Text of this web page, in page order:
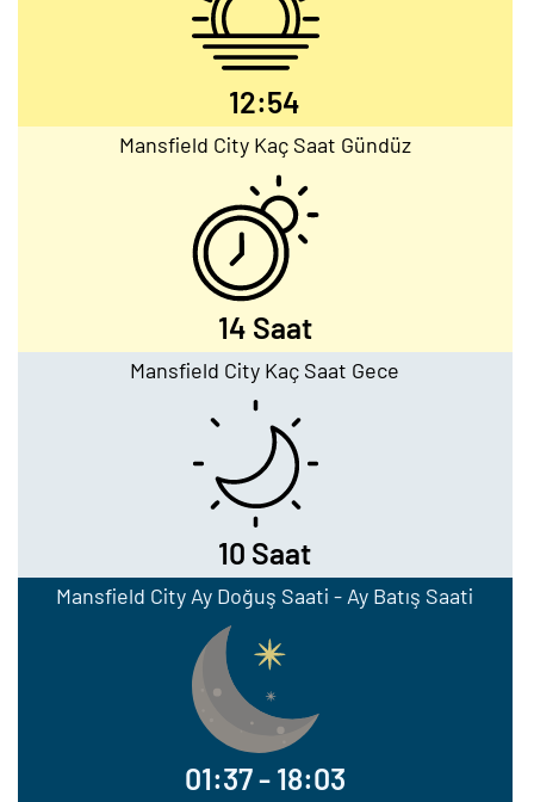
12:54
Mansfield City Kaç Saat Gündüz
14 Saat
Mansfield City Kaç Saat Gece
10 Saat
Mansfield City Ay Doğuş Saati - Ay Batış Saati
01:37 - 18:03